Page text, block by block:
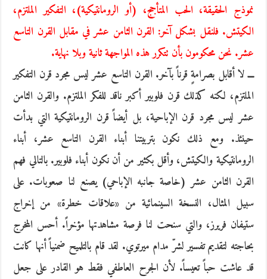
نموذج الحقيقة، الحب المتأجج، (أو الرومانتيكية)، التفكير الملتزم،
الكيتش. فلنقل بشكل آخر: القرن الثامن عشر في مقابل القرن التاسع
عشر. نحن محكومون بأن تتكرر هذه المواجهة ثانية وبلا نهاية.
ـــ لا أقابل بصرامةٍ قرناً بآخر. القرن التاسع عشر ليس مجرد قرن التفكير
الملتزم، لكنه كذلك قرن فلوبير أكبر ناقد للفكر الملتزم. والقرن الثامن
عشر ليس مجرد قرن الإباحية، بل أيضاً قرن الرومانتيكية التي بدأت
حينئذ. ومع ذلك نكون بتربيتنا أبناء القرن التاسع عشر، أبناء
الرومانتيكية والكيتش، وأقل بكثير من أن نكون أبناء فلوبير. بالتالي فهم
القرن الثامن عشر (خاصة جانبه الإباحي) يصنع لنا صعوبات. على
سبيل المثال، النسخة السينمائية من «علاقات خطرة» من إخراج
ستيفان فريرز، والتي سنحت لنا فرصة مشاهدتها مؤخراً. أحس المخرج
بحاجته لتقديم تفسير لشرّ مدام ميرتوي. لقد قام بالتلميح ضمنياً أنها كانت
قد عاشت حباً تعيساً. لأن الجرح العاطفي فقط هو القادر على جعل